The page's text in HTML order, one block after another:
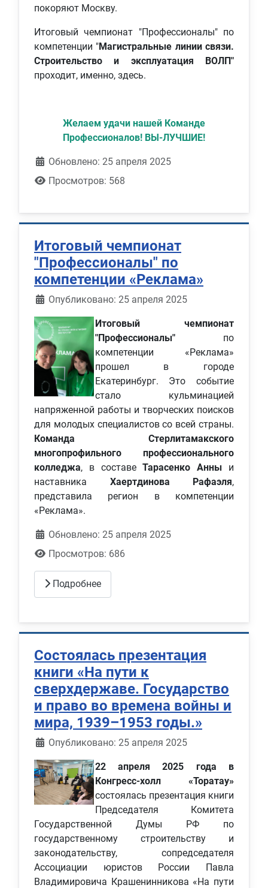
покоряют Москву.
Итоговый чемпионат "Профессионалы" по
компетенции "Магистральные линии связи.
Строительство и эксплуатация ВОЛП"
проходит, именно, здесь.
Желаем удачи нашей Команде
Профессионалов! ВЫ-ЛУЧШИЕ!
Обновлено: 25 апреля 2025
Просмотров: 568
Итоговый чемпионат
"Профессионалы" по
компетенции «Реклама»
Информация о материале
Опубликовано: 25 апреля 2025
Итоговый чемпионат
"Профессионалы"по
компетенции «Реклама»
прошел в городе
Екатеринбург. Это событие
стало кульминацией
напряженной работы и творческих поисков
для молодых специалистов со всей страны.
Команда Стерлитамакского
многопрофильного профессионального
колледжа, в составеТарасенко Анны и
наставника Хаертдинова Рафаэля,
представила регион в компетенции
«Реклама».
Обновлено: 25 апреля 2025
Просмотров: 686
Подробнее
Состоялась презентация
книги «На пути к
сверхдержаве. Государство
и право во времена войны и
мира, 1939–1953 годы.»
Информация о материале
Опубликовано: 25 апреля 2025
22 апреля 2025 года в
Конгресс-холл «Торатау»
состоялась презентация книги
Председателя Комитета
Государственной Думы РФ по
государственному строительству и
законодательству, сопредседателя
Ассоциации юристов России Павла
Владимировича Крашенинникова «На пути